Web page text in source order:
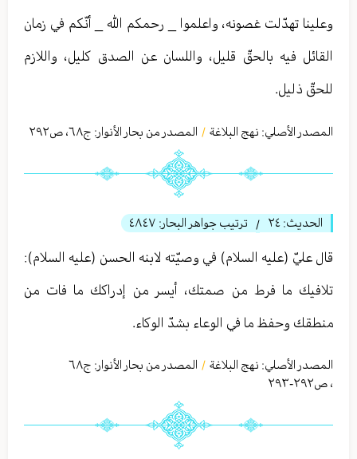
وعلينا تهدّلت غصونه، واعلموا _ رحمكم الله _ أنّكم في زمان
القائل فيه بالحقّ قليل، واللسان عن الصدق كليل، واللازم
للحقّ ذليل.
المصدر الأصلي: نهج البلاغة / المصدر من بحار الأنوار: ج٦٨، ص٢٩٢
الحديث: ٢٤ / ترتيب جواهر البحار: ٤٨٤٧
قال عليّ (عليه السلام) في وصيّته لابنه الحسن (عليه السلام):
تلافيك ما فرط من صمتك، أيسر من إدراكك ما فات من
منطقك وحفظ ما في الوعاء بشدّ الوكاء.
المصدر الأصلي: نهج البلاغة / المصدر من بحار الأنوار: ج٦٨
، ص٢٩٢-٢٩٣